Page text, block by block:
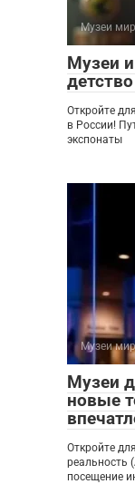
Музеи
Музеи
Откройте
в России!
экспонаты
Музеи
Музеи
новые
Откройте
реальность
посещение